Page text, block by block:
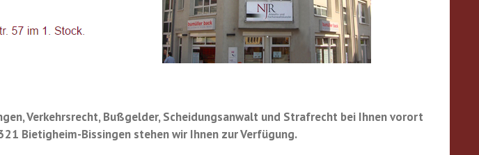
Verkehrsrecht, Bußgelder, Scheidungsanwalt und Strafrecht bei Ihnen vorort
Bietigheim-Bissingen stehen wir Ihnen zur Verfügung.